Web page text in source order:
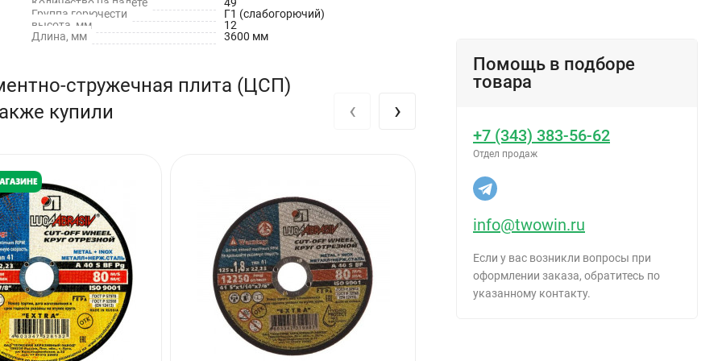
конструкциях - не менее 50 лет.
Возможно два вида конечной обработки: шлифованный или
сторон) обычно далее подвергаются венированию или
ЦСП, определяет области их применения и особенности эксплуатации.
Группа горючести
Г1 (слабогорючий)
высота, мм
12
Длина, мм 3600 мм
стружечная плита (ЦСП)
купили
‹ ›
Помощь в подборе
товара
+7 (343) 383-56-62
Отдел продаж
info@twowin.ru
Если у вас возникли вопросы при
оформлении заказа, обратитесь по
указанному контакту.